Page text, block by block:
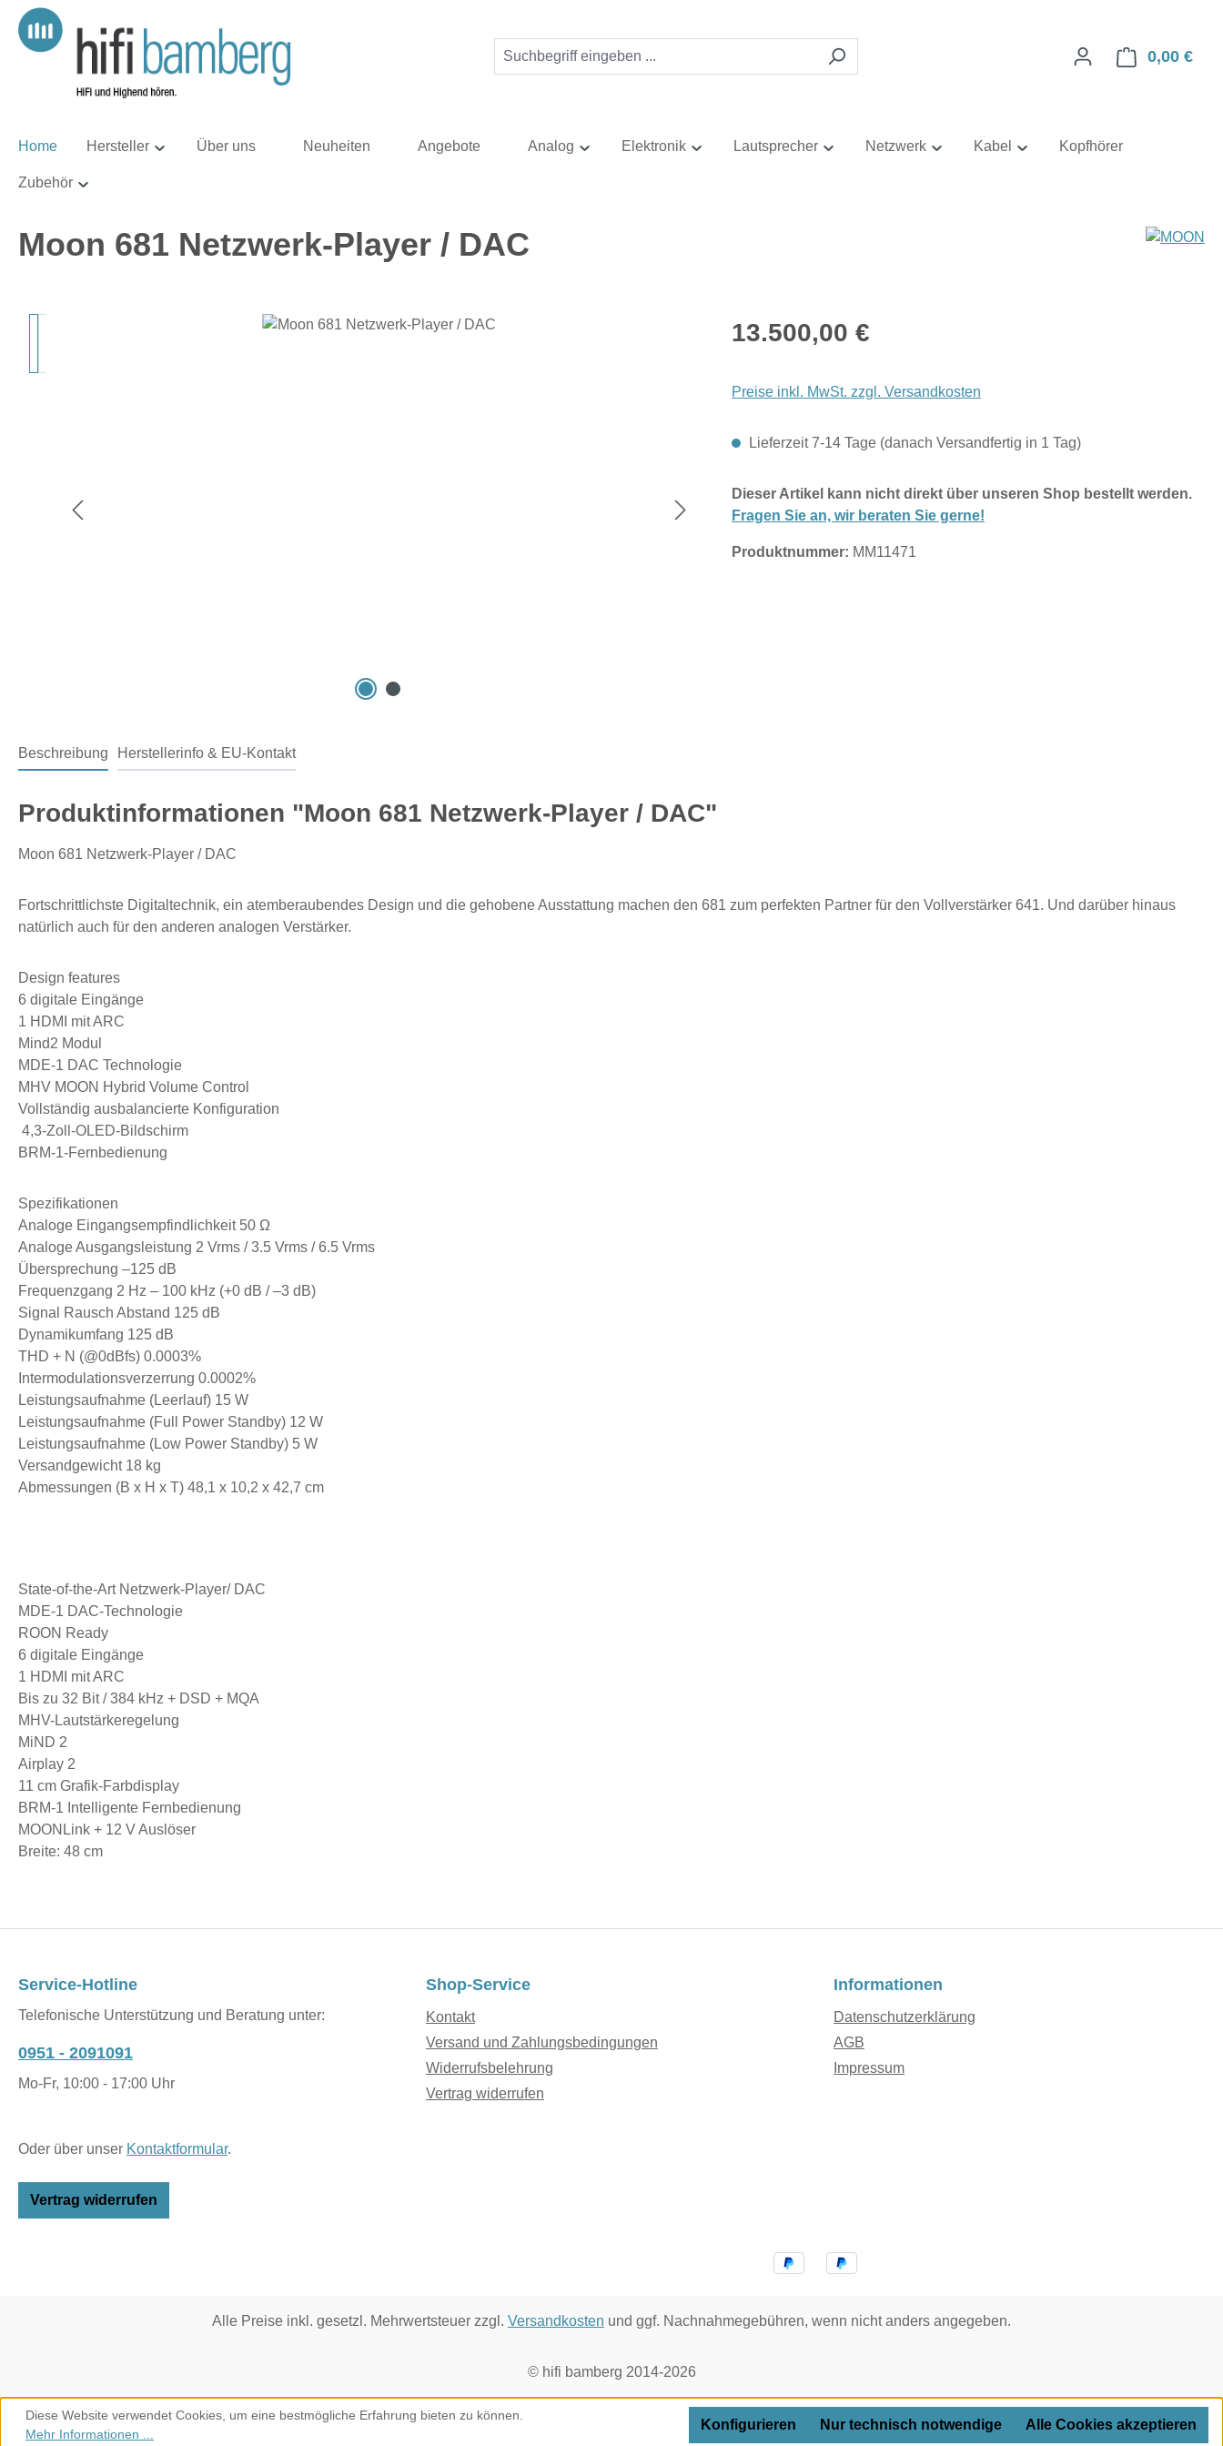
Hauptinhalt springen
Zur Suche springen
Zur Hauptnavigation springen
0,00 €
Home Hersteller Über uns Neuheiten Angebote Analog Elektronik Lautsprecher Netzwerk Kabel Kopfhörer
Zubehör
Moon 681 Netzwerk-Player / DAC
Regulärer Preis:
13.500,00 €
Preise inkl. MwSt. zzgl. Versandkosten
Lieferzeit 7-14 Tage (danach Versandfertig in 1 Tag)
Dieser Artikel kann nicht direkt über unseren Shop bestellt werden.
Fragen Sie an, wir beraten Sie gerne!
Produktnummer: MM11471
Beschreibung Herstellerinfo & EU-Kontakt
Produktinformationen "Moon 681 Netzwerk-Player / DAC"
Moon 681 Netzwerk-Player / DAC
Fortschrittlichste Digitaltechnik, ein atemberaubendes Design und die gehobene Ausstattung machen den 681 zum perfekten Partner für den Vollverstärker 641. Und darüber hinaus
natürlich auch für den anderen analogen Verstärker.
Design features
6 digitale Eingänge
1 HDMI mit ARC
Mind2 Modul
MDE-1 DAC Technologie
MHV MOON Hybrid Volume Control
Vollständig ausbalancierte Konfiguration
4,3-Zoll-OLED-Bildschirm
BRM-1-Fernbedienung
Spezifikationen
Analoge Eingangsempfindlichkeit 50 Ω
Analoge Ausgangsleistung 2 Vrms / 3.5 Vrms / 6.5 Vrms
Übersprechung –125 dB
Frequenzgang 2 Hz – 100 kHz (+0 dB / –3 dB)
Signal Rausch Abstand 125 dB
Dynamikumfang 125 dB
THD + N (@0dBfs) 0.0003%
Intermodulationsverzerrung 0.0002%
Leistungsaufnahme (Leerlauf) 15 W
Leistungsaufnahme (Full Power Standby) 12 W
Leistungsaufnahme (Low Power Standby) 5 W
Versandgewicht 18 kg
Abmessungen (B x H x T) 48,1 x 10,2 x 42,7 cm
State-of-the-Art Netzwerk-Player/ DAC
MDE-1 DAC-Technologie
ROON Ready
6 digitale Eingänge
1 HDMI mit ARC
Bis zu 32 Bit / 384 kHz + DSD + MQA
MHV-Lautstärkeregelung
MiND 2
Airplay 2
11 cm Grafik-Farbdisplay
BRM-1 Intelligente Fernbedienung
MOONLink + 12 V Auslöser
Breite: 48 cm
Service-Hotline
Telefonische Unterstützung und Beratung unter:
0951 - 2091091
Mo-Fr, 10:00 - 17:00 Uhr
Oder über unser Kontaktformular.
Vertrag widerrufen
Shop-Service
Kontakt
Versand und Zahlungsbedingungen
Widerrufsbelehrung
Vertrag widerrufen
Informationen
Datenschutzerklärung
AGB
Impressum
Alle Preise inkl. gesetzl. Mehrwertsteuer zzgl. Versandkosten und ggf. Nachnahmegebühren, wenn nicht anders angegeben.
© hifi bamberg 2014-2026
Diese Website verwendet Cookies, um eine bestmögliche Erfahrung bieten zu können.
Mehr Informationen ...
Nur technisch notwendige
Konfigurieren Alle Cookies akzeptieren